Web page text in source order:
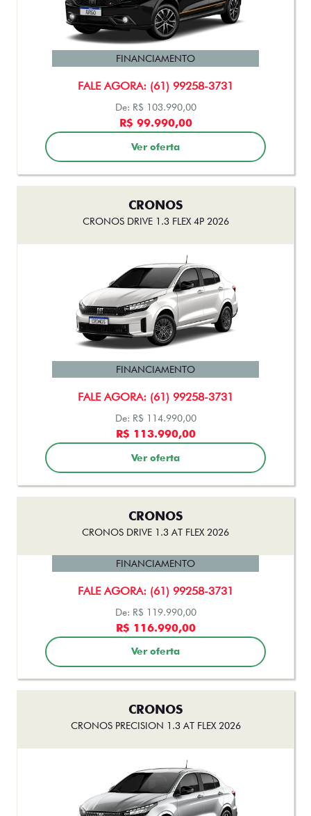
FALE AGORA: (61) 99258-3731
FINANCIAMENTO
De: R$ 103.990,00
R$ 99.990,00
Ver oferta
CRONOS
CRONOS DRIVE 1.3 FLEX 4P 2026
FALE AGORA: (61) 99258-3731
FINANCIAMENTO
De: R$ 114.990,00
R$ 113.990,00
Ver oferta
CRONOS
CRONOS DRIVE 1.3 AT FLEX 2026
FALE AGORA: (61) 99258-3731
FINANCIAMENTO
De: R$ 119.990,00
Ver oferta